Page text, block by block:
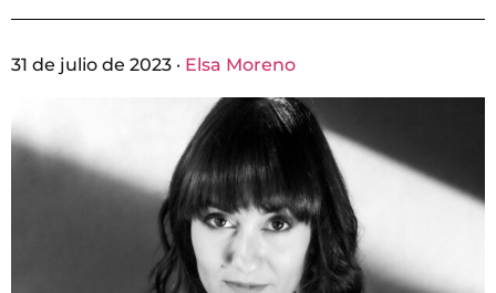
31 de julio de 2023 · Elsa Moreno